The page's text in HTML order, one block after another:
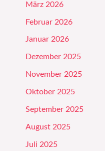
März 2026
Februar 2026
Januar 2026
Dezember 2025
November 2025
Oktober 2025
September 2025
August 2025
Juli 2025